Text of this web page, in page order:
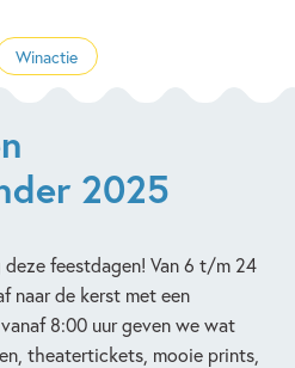
Winactie
2025
feestdagen! Van 6 t/m 24
naar de kerst met een
8:00 uur geven we wat
theatertickets, mooie prints,